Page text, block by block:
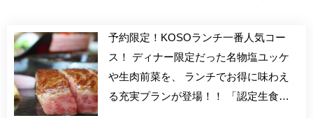
予約限定！KOSOランチ一番人気コー
ス！ ディナー限定だった名物塩ユッケ
や生肉前菜を、 ランチでお得に味わえ
る充実プランが登場！！ 「認定生食用